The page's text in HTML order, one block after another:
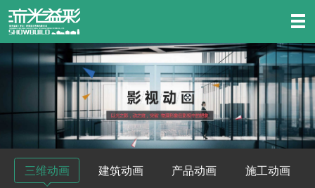
三维动画 建筑动画 产品动画 施工动画